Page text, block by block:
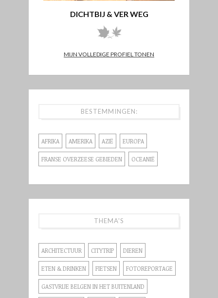
DICHTBIJ & VER WEG
MIJN VOLLEDIGE PROFIEL TONEN
BESTEMMINGEN:
AFRIKA AMERIKA AZIË EUROPA
FRANSE OVERZEESE GEBIEDEN OCEANIË
THEMA'S
ARCHITECTUUR CITYTRIP DIEREN
ETEN & DRINKEN FIETSEN FOTOREPORTAGE
GASTVRIJE BELGEN IN HET BUITENLAND